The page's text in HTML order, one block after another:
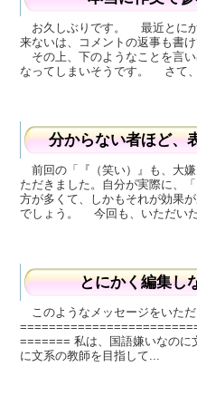
お久しぶりです。 最近とにか
来ないは、コメントの返事も書
その上、下のようなことを言
なってしまいそうです。 さて、
分からない者ほど、
前回の「『（笑い）』も、大
ただきました。自分が実際に、
方が多くて、しかもそれが効果
でしょう。 今回も、いただいた
とにかく編集し
このようなメッセージをいただ
======= 私は、国語嫌いなのに
に文系の教師を目指して...